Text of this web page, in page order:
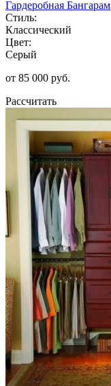
Гардеробная Бангарам
Стиль:
Классический
Цвет:
Серый
от 85 000 руб.
Рассчитать